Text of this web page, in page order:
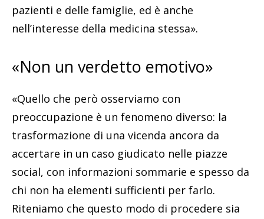
pazienti e delle famiglie, ed è anche
nell’interesse della medicina stessa».
«Non un verdetto emotivo»
«Quello che però osserviamo con
preoccupazione è un fenomeno diverso: la
trasformazione di una vicenda ancora da
accertare in un caso giudicato nelle piazze
social, con informazioni sommarie e spesso da
chi non ha elementi sufficienti per farlo.
Riteniamo che questo modo di procedere sia